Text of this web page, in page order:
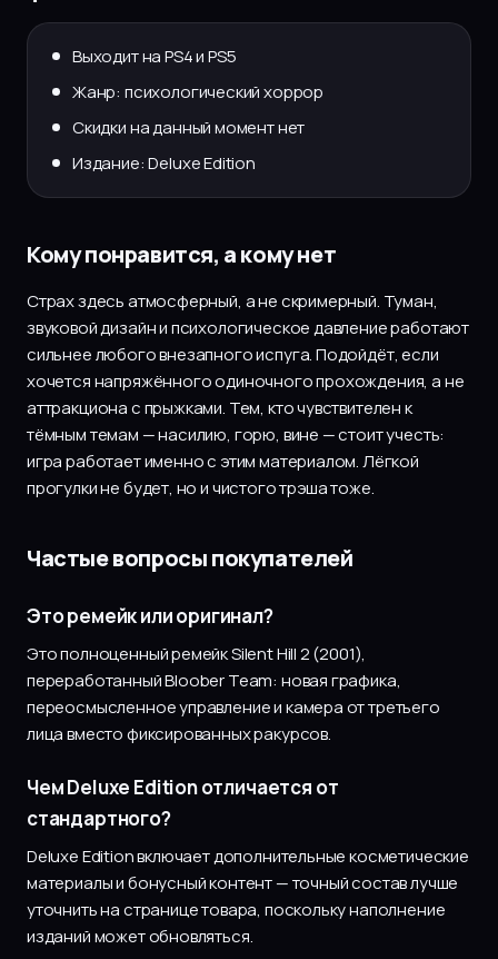
Выходит на PS4 и PS5
Жанр: психологический хоррор
Скидки на данный момент нет
Издание: Deluxe Edition
Кому понравится, а кому нет
Страх здесь атмосферный, а не скримерный. Туман,
звуковой дизайн и психологическое давление работают
сильнее любого внезапного испуга. Подойдёт, если
хочется напряжённого одиночного прохождения, а не
аттракциона с прыжками. Тем, кто чувствителен к
тёмным темам — насилию, горю, вине — стоит учесть:
игра работает именно с этим материалом. Лёгкой
прогулки не будет, но и чистого трэша тоже.
Частые вопросы покупателей
Это ремейк или оригинал?
Это полноценный ремейк Silent Hill 2 (2001),
переработанный Bloober Team: новая графика,
переосмысленное управление и камера от третьего
лица вместо фиксированных ракурсов.
Чем Deluxe Edition отличается от
стандартного?
Deluxe Edition включает дополнительные косметические
материалы и бонусный контент — точный состав лучше
уточнить на странице товара, поскольку наполнение
изданий может обновляться.